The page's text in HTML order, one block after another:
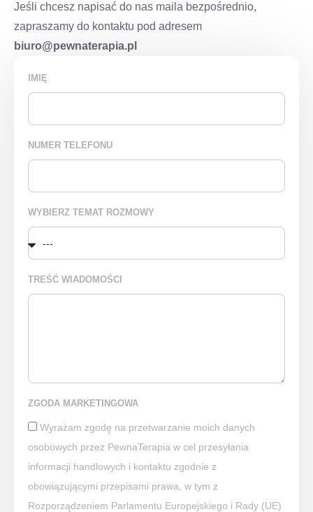
Jeśli chcesz napisać do nas maila bezpośrednio,
zapraszamy do kontaktu pod adresem
biuro@pewnaterapia.pl
IMIĘ
NUMER TELEFONU
WYBIERZ TEMAT ROZMOWY
TREŚĆ WIADOMOŚCI
ZGODA MARKETINGOWA
Wyrażam zgodę na przetwarzanie moich danych
osobowych przez PewnaTerapia w cel przesyłania
informacji handlowych i kontaktu zgodnie z
obowiązującymi przepisami prawa, w tym z
Rozporządzeniem Parlamentu Europejskiego i Rady (UE)